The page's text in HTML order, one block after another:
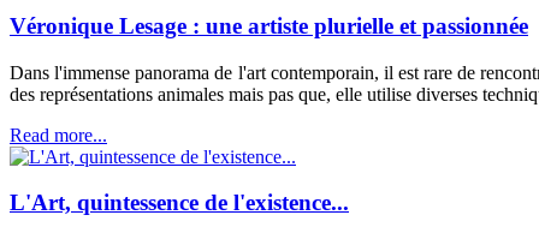
Véronique Lesage : une artiste plurielle et passionnée
Dans l'immense panorama de l'art contemporain, il est rare de
des représentations animales mais pas que, elle utilise diverses
Read more...
L'Art, quintessence de l'existence...